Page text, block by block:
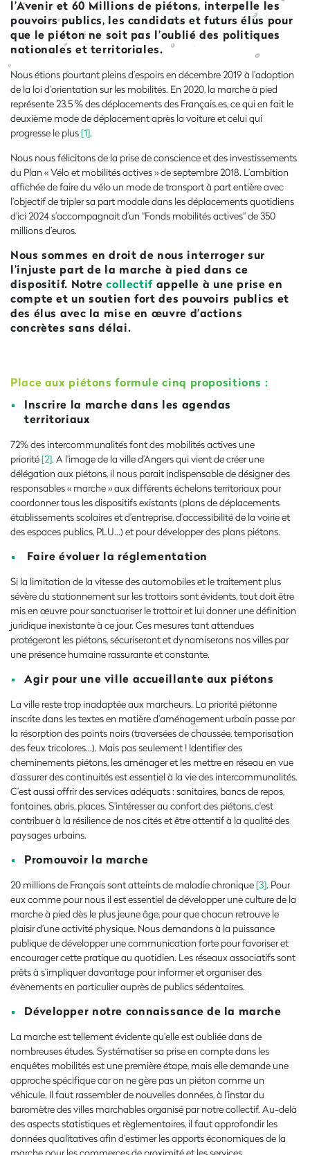
l’Avenir et 60 Millions de piétons, interpelle les
pouvoirs publics, les candidats et futurs élus pour
que le piéton ne soit pas l’oublié des politiques
nationales et territoriales.
Nous étions pourtant pleins d’espoirs en décembre 2019 à l’adoption
de la loi d’orientation sur les mobilités. En 2020, la marche à pied
représente 23.5 % des déplacements des Français.es, ce qui en fait le
deuxième mode de déplacement après la voiture et celui qui
progresse le plus[1].
Nous nous félicitons de la prise de conscience et des investissements
du Plan « Vélo et mobilités actives » de septembre 2018. L’ambition
affichée de faire du vélo un mode de transport à part entière avec
l’objectif de tripler sa part modale dans les déplacements quotidiens
d’ici 2024 s’accompagnait d’un "Fonds mobilités actives" de 350
millions d’euros.
Nous sommes en droit de nous interroger sur
l’injuste part de la marche à pied dans ce
dispositif. Notrecollectif appelle à une prise en
compte et un soutien fort des pouvoirs publics et
des élus avec la mise en œuvre d’actions
concrètes sans délai.
Place aux piétons formule cinq propositions :
Inscrire la marche dans les agendas
territoriaux
72% des intercommunalités font des mobilités actives une
priorité[2]. A l’image de la ville d’Angers qui vient de créer une
délégation aux piétons, il nous parait indispensable de désigner des
responsables « marche » aux différents échelons territoriaux pour
coordonner tous les dispositifs existants (plans de déplacements
établissements scolaires et d’entreprise, d’accessibilité de la voirie et
des espaces publics, PLU…) et pour développer des plans piétons.
Faire évoluer la réglementation
Si la limitation de la vitesse des automobiles et le traitement plus
sévère du stationnement sur les trottoirs sont évidents, tout doit être
mis en œuvre pour sanctuariser le trottoir et lui donner une définition
juridique inexistante à ce jour. Ces mesures tant attendues
protégeront les piétons, sécuriseront et dynamiserons nos villes par
une présence humaine rassurante et constante.
Agir pour une ville accueillante aux piétons
La ville reste trop inadaptée aux marcheurs. La priorité piétonne
inscrite dans les textes en matière d’aménagement urbain passe par
la résorption des points noirs (traversées de chaussée, temporisation
des feux tricolores...). Mais pas seulement ! Identifier des
cheminements piétons, les aménager et les mettre en réseau en vue
d’assurer des continuités est essentiel à la vie des intercommunalités.
C’est aussi offrir des services adéquats : sanitaires, bancs de repos,
fontaines, abris, places. S'intéresser au confort des piétons, c'est
contribuer à la résilience de nos cités et être attentif à la qualité des
paysages urbains.
Promouvoir la marche
20 millions de Français sont atteints de maladie chronique[3]. Pour
eux comme pour nous il est essentiel de développer une culture de la
marche à pied dès le plus jeune âge, pour que chacun retrouve le
plaisir d’une activité physique. Nous demandons à la puissance
publique de développer une communication forte pour favoriser et
encourager cette pratique au quotidien. Les réseaux associatifs sont
prêts à s’impliquer davantage pour informer et organiser des
évènements en particulier auprès de publics sédentaires.
Développer notre connaissance de la marche
La marche est tellement évidente qu’elle est oubliée dans de
nombreuses études. Systématiser sa prise en compte dans les
enquêtes mobilités est une première étape, mais elle demande une
approche spécifique car on ne gère pas un piéton comme un
véhicule. Il faut rassembler de nouvelles données, à l’instar du
baromètre des villes marchables organisé par notre collectif. Au-delà
des aspects statistiques et règlementaires, il faut approfondir les
données qualitatives afin d’estimer les apports économiques de la